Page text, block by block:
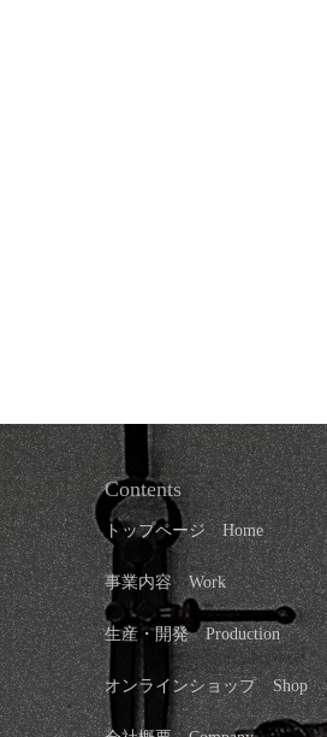
Contents
トップページHome
事業内容 Work
生産・開発 Production
オンラインショップShop